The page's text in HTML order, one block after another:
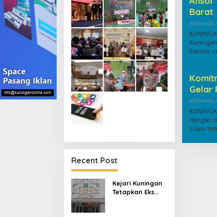
Recent Post
Kejari Kuningan
Tetapkan Eks
Barat
Informasi,
Banser
Gelar
Informasi,
dengan
suatu